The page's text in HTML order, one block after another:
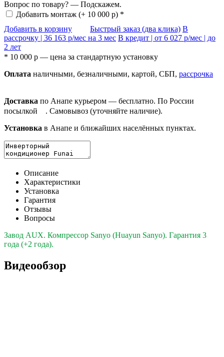
Вопрос по товару? — Подскажем.
Добавить монтаж (+ 10 000 р) *
Добавить в корзину
Быстрый заказ (два клика) В
рассрочку | 36 163 р/мес на 3 мес В кредит | от 6 027 р/мес | до
2 лет
* 10 000 р — цена за стандартную установку
Оплата наличными, безналичными, картой, СБП, рассрочка
Доставка по Анапе курьером — бесплатно. По России
посылкой
. Самовывоз (уточняйте наличие).
Установка в Анапе и ближайших населённых пунктах.
Описание
Характеристики
Установка
Гарантия
Отзывы
Вопросы
Завод AUX. Компрессор Sanyo (Huayun Sanyo). Гарантия 3
года (+2 года).
Видеообзор